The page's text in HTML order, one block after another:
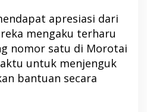
apresiasi dari
mengaku terharu
nomor satu di Morotai
untuk menjenguk
bantuan secara